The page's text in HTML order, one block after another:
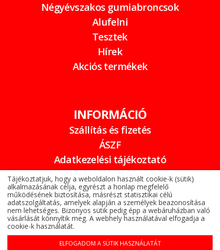
Négyévszakos gumiabroncsok
Alufelni
Tesztek
Hírek
Akciós termékek
INFORMÁCIÓ
Szállítás és fizetés
ÁSZF
Adatkezelési tájékoztató
Garancia
Online elállási nyilatkozat
Tájékoztatjuk, hogy a weboldalon használt cookie-k (sütik)
alkalmazásának célja, egyrészt a honlap megfelelő
működésének biztosítása, másrészt statisztikai célú
adatszolgáltatás, amelyek alapján a személyek beazonosítása
nem lehetséges. Bizonyos sütik pedig épp a webáruházban való
vásárlását könnyítik meg. A webhely használatával elfogadja a
cookie-k használatát.
ELFOGADOM A SÜTIK HASZNÁLATÁT